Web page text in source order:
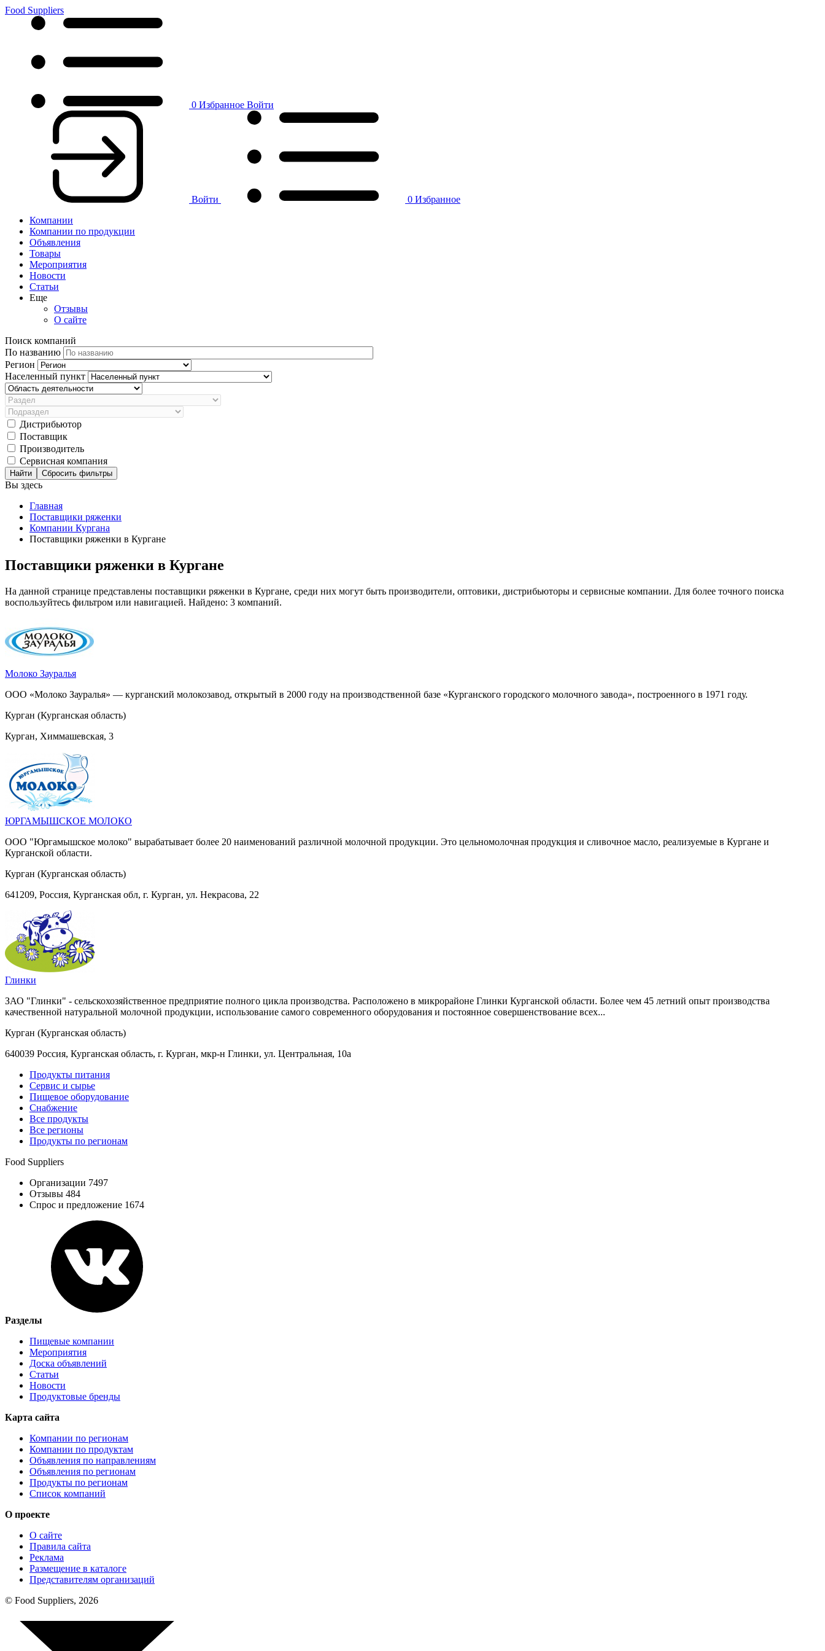
Food Suppliers
0 Избранное Войти
Войти 0 Избранное
Компании
Компании по продукции
Объявления
Товары
Мероприятия
Новости
Статьи
Еще
Отзывы
О сайте
Поиск компаний
По названию
Регион
Населенный пункт
Дистрибьютор
Поставщик
Производитель
Сервисная компания
Сбросить фильтры
Вы здесь
Главная
Поставщики ряженки
Компании Кургана
Поставщики ряженки в Кургане
Поставщики ряженки в Кургане
На данной странице представлены поставщики ряженки в Кургане, среди них могут быть производители, оптовики, дистрибьюторы и сервисные компании. Для более точного поиска
воспользуйтесь фильтром или навигацией. Найдено: 3 компаний.
Молоко Зауралья
ООО «Молоко Зауралья» — курганский молокозавод, открытый в 2000 году на производственной базе «Курганского городского молочного завода», построенного в 1971 году.
Курган (Курганская область)
Курган, Химмашевская, 3
ЮРГАМЫШСКОЕ МОЛОКО
ООО "Юргамышское молоко" вырабатывает более 20 наименований различной молочной продукции. Это цельномолочная продукция и сливочное масло, реализуемые в Кургане и
Курганской области.
Курган (Курганская область)
641209, Россия, Курганская обл, г. Курган, ул. Некрасова, 22
Глинки
ЗАО "Глинки" - сельскохозяйственное предприятие полного цикла производства. Расположено в микрорайоне Глинки Курганской области. Более чем 45 летний опыт производства
качественной натуральной молочной продукции, использование самого современного оборудования и постоянное совершенствование всех...
Курган (Курганская область)
640039 Россия, Курганская область, г. Курган, мкр-н Глинки, ул. Центральная, 10а
Продукты питания
Сервис и сырье
Пищевое оборудование
Снабжение
Все продукты
Все регионы
Продукты по регионам
Food Suppliers
Организации 7497
Отзывы 484
Спрос и предложение 1674
Разделы
Пищевые компании
Мероприятия
Доска объявлений
Статьи
Новости
Продуктовые бренды
Карта сайта
Компании по регионам
Компании по продуктам
Объявления по направлениям
Объявления по регионам
Продукты по регионам
Список компаний
О проекте
О сайте
Правила сайта
Реклама
Размещение в каталоге
Представителям организаций
© Food Suppliers, 2026